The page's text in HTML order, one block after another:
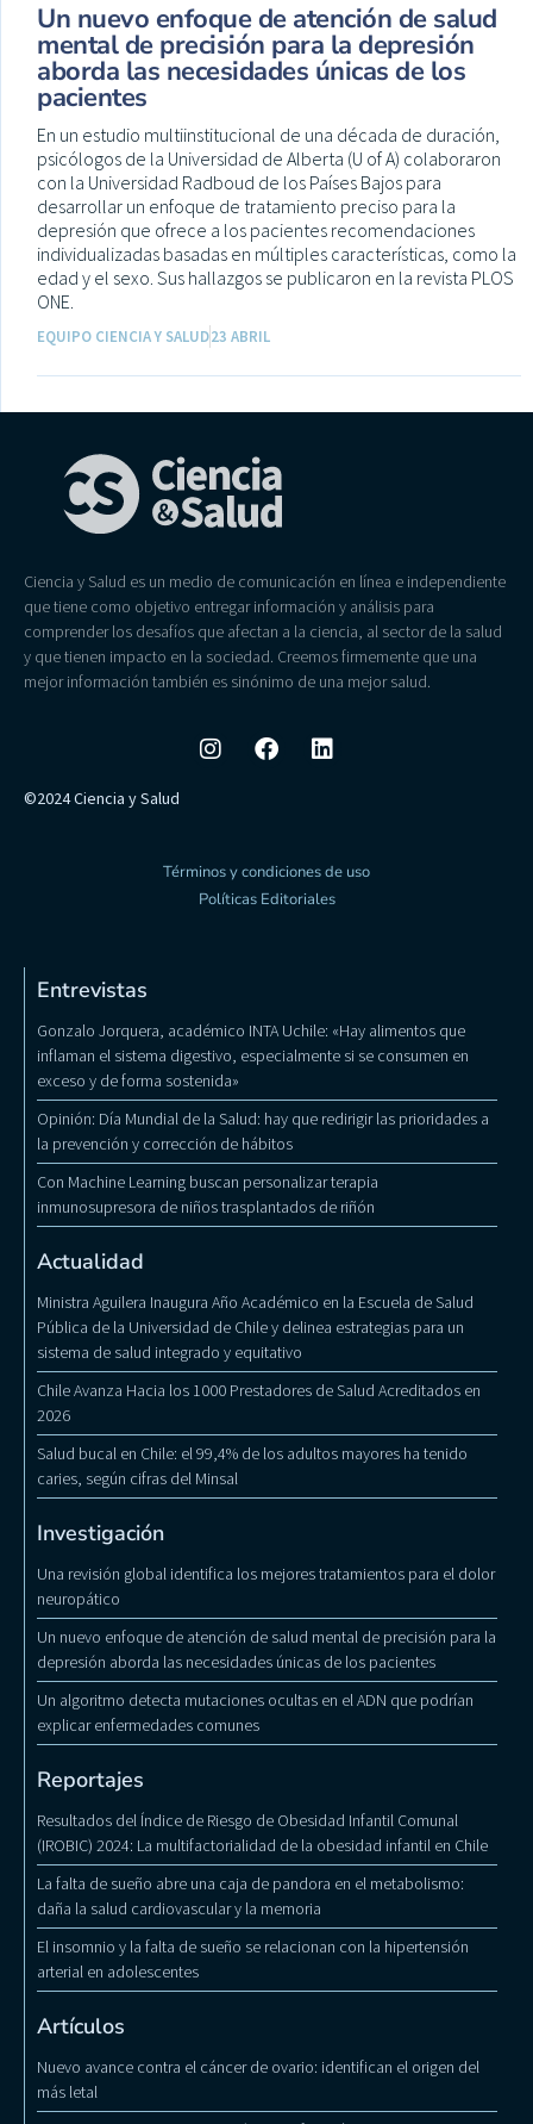
Un nuevo enfoque de atención de salud
mental de precisión para la depresión
aborda las necesidades únicas de los
pacientes
En un estudio multiinstitucional de una década de duración,
psicólogos de la Universidad de Alberta (U of A) colaboraron
con la Universidad Radboud de los Países Bajos para
desarrollar un enfoque de tratamiento preciso para la
depresión que ofrece a los pacientes recomendaciones
individualizadas basadas en múltiples características, como la
edad y el sexo. Sus hallazgos se publicaron en la revista PLOS
ONE.
EQUIPO CIENCIA Y SALUD23 ABRIL
Ciencia y Salud es un medio de comunicación en línea e independiente
que tiene como objetivo entregar información y análisis para
comprender los desafíos que afectan a la ciencia, al sector de la salud
y que tienen impacto en la sociedad. Creemos firmemente que una
mejor información también es sinónimo de una mejor salud.
©2024 Ciencia y Salud
Términos y condiciones de uso
Políticas Editoriales
Entrevistas
Gonzalo Jorquera, académico INTA Uchile: «Hay alimentos que
inflaman el sistema digestivo, especialmente si se consumen en
exceso y de forma sostenida»
Opinión: Día Mundial de la Salud: hay que redirigir las prioridades a
la prevención y corrección de hábitos
Con Machine Learning buscan personalizar terapia
inmunosupresora de niños trasplantados de riñón
Actualidad
Ministra Aguilera Inaugura Año Académico en la Escuela de Salud
Pública de la Universidad de Chile y delinea estrategias para un
sistema de salud integrado y equitativo
Chile Avanza Hacia los 1000 Prestadores de Salud Acreditados en
2026
Salud bucal en Chile: el 99,4% de los adultos mayores ha tenido
caries, según cifras del Minsal
Investigación
Una revisión global identifica los mejores tratamientos para el dolor
neuropático
Un nuevo enfoque de atención de salud mental de precisión para la
depresión aborda las necesidades únicas de los pacientes
Un algoritmo detecta mutaciones ocultas en el ADN que podrían
explicar enfermedades comunes
Reportajes
Resultados del Índice de Riesgo de Obesidad Infantil Comunal
(IROBIC) 2024: La multifactorialidad de la obesidad infantil en Chile
La falta de sueño abre una caja de pandora en el metabolismo:
daña la salud cardiovascular y la memoria
El insomnio y la falta de sueño se relacionan con la hipertensión
arterial en adolescentes
Artículos
Nuevo avance contra el cáncer de ovario: identifican el origen del
más letal